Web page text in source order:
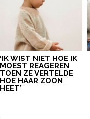
‘IK WIST NIET HOE IK
MOEST REAGEREN
TOEN ZE VERTELDE
HOE HAAR ZOON
HEET’